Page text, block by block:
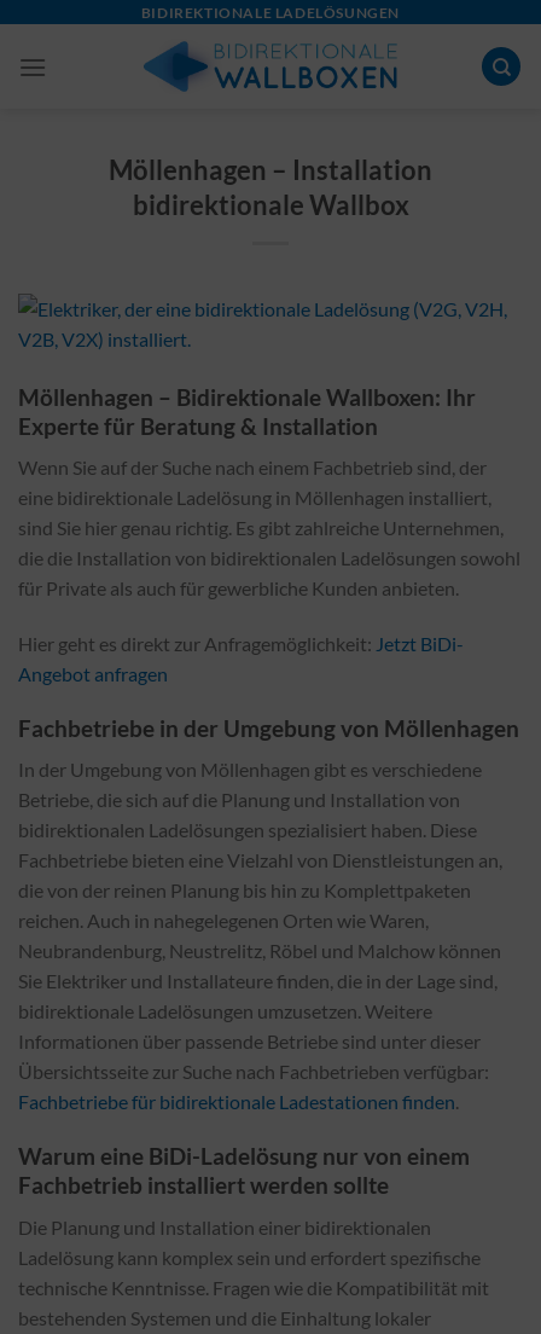
content
BIDIREKTIONALE LADELÖSUNGEN
Möllenhagen – Installation
bidirektionale Wallbox
Möllenhagen – Bidirektionale Wallboxen: Ihr
Experte für Beratung & Installation
Wenn Sie auf der Suche nach einem Fachbetrieb sind, der
eine bidirektionale Ladelösung in Möllenhagen installiert,
sind Sie hier genau richtig. Es gibt zahlreiche Unternehmen,
die die Installation von bidirektionalen Ladelösungen sowohl
für Private als auch für gewerbliche Kunden anbieten.
Hier geht es direkt zur Anfragemöglichkeit: Jetzt BiDi-
Angebot anfragen
Fachbetriebe in der Umgebung von Möllenhagen
In der Umgebung von Möllenhagen gibt es verschiedene
Betriebe, die sich auf die Planung und Installation von
bidirektionalen Ladelösungen spezialisiert haben. Diese
Fachbetriebe bieten eine Vielzahl von Dienstleistungen an,
die von der reinen Planung bis hin zu Komplettpaketen
reichen. Auch in nahegelegenen Orten wie Waren,
Neubrandenburg, Neustrelitz, Röbel und Malchow können
Sie Elektriker und Installateure finden, die in der Lage sind,
bidirektionale Ladelösungen umzusetzen. Weitere
Informationen über passende Betriebe sind unter dieser
Übersichtsseite zur Suche nach Fachbetrieben verfügbar:
Fachbetriebe für bidirektionale Ladestationen finden.
Warum eine BiDi-Ladelösung nur von einem
Fachbetrieb installiert werden sollte
Die Planung und Installation einer bidirektionalen
Ladelösung kann komplex sein und erfordert spezifische
technische Kenntnisse. Fragen wie die Kompatibilität mit
bestehenden Systemen und die Einhaltung lokaler